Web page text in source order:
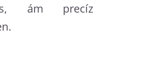
ám precíz